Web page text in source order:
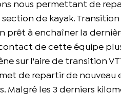
nous permettant de
de kayak.
prêt à enchaîner la
de cette équipe
sur l'aire de transition
de repartir de nouveau
Malgré les 3 derniers